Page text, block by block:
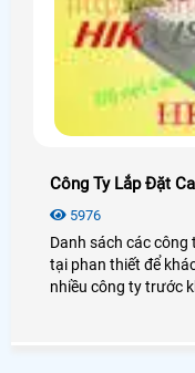
Công Ty Lắp Đặt
5976
Danh sách các
tại phan thiết để
nhiều công ty trước